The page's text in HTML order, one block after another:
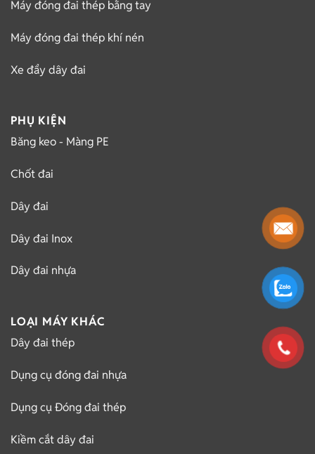
Máy đóng đai thép bằng tay
Máy đóng đai thép khí nén
Xe đẩy dây đai
PHỤ KIỆN
Băng keo - Màng PE
Chốt đai
Dây đai
Dây đai Inox
Dây đai nhựa
LOẠI MÁY KHÁC
Dây đai thép
Dụng cụ đóng đai nhựa
Dụng cụ Đóng đai thép
Kiềm cắt dây đai